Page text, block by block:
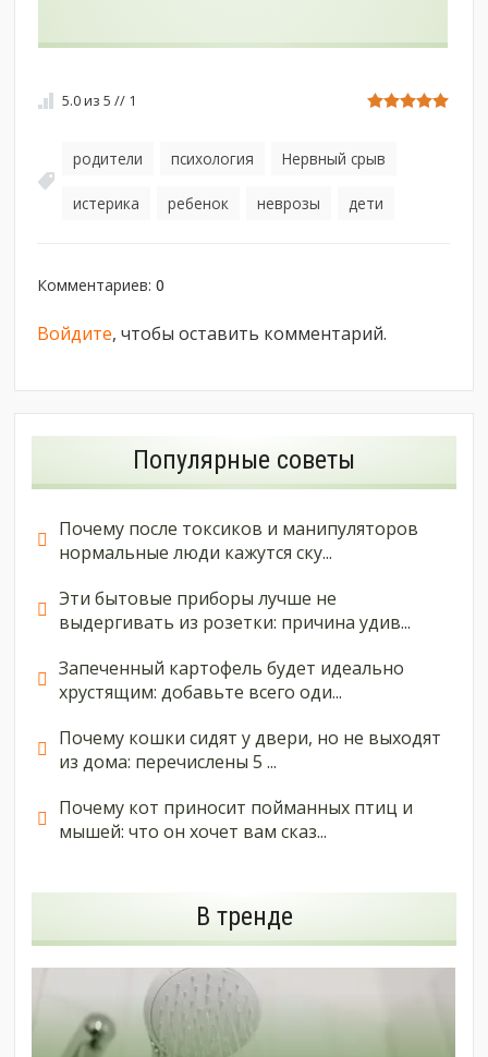
5.0из5 // 1
родители психология Нервный срыв
истерика ребенок неврозы дети
Комментариев:0
Войдите, чтобы оставить комментарий.
Популярные советы
Почему после токсиков и манипуляторов
нормальные люди кажутся ску...
Эти бытовые приборы лучше не
выдергивать из розетки: причина удив...
Запеченный картофель будет идеально
хрустящим: добавьте всего оди...
Почему кошки сидят у двери, но не выходят
из дома: перечислены 5 ...
Почему кот приносит пойманных птиц и
мышей: что он хочет вам сказ...
В тренде